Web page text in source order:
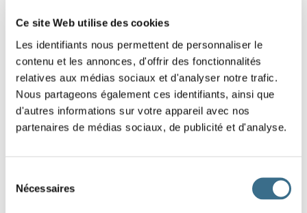
Ce site Web utilise des cookies
Les identifiants nous permettent de personnaliser le
contenu et les annonces, d'offrir des fonctionnalités
relatives aux médias sociaux et d'analyser notre trafic.
Nous partageons également ces identifiants, ainsi que
d'autres informations sur votre appareil avec nos
partenaires de médias sociaux, de publicité et d'analyse.
Nécessaires
adverbs
Find that french adverb, put the letters in the
right order.
R O T A T P U